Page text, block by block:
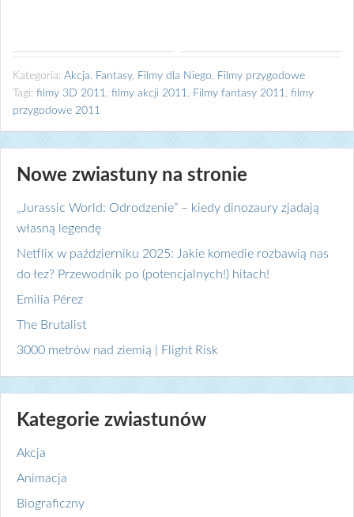
Kategoria: Akcja, Fantasy, Filmy dla Niego, Filmy przygodowe
Tagi: filmy 3D 2011, filmy akcji 2011, Filmy fantasy 2011, filmy
przygodowe 2011
Nowe zwiastuny na stronie
„Jurassic World: Odrodzenie” – kiedy dinozaury zjadają
własną legendę
Netflix w październiku 2025: Jakie komedie rozbawią nas
do łez? Przewodnik po (potencjalnych!) hitach!
Emilia Pérez
The Brutalist
3000 metrów nad ziemią | Flight Risk
Kategorie zwiastunów
Akcja
Animacja
Biograficzny